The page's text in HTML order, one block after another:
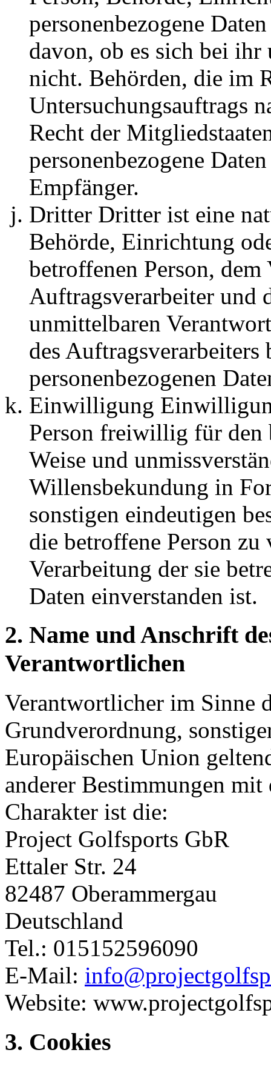
personenbezogene
davon, ob es sich bei
nicht. Behörden, die im
Untersuchungsauftrags
Recht der
personenbezogene
Empfänger.
Dritter Dritter ist eine
Behörde, Einrichtung
betroffenen Person,
Auftragsverarbeiter und
unmittelbaren
des
personenbezogenen
Einwilligung
Person freiwillig für
Weise und
Willensbekundung in
sonstigen eindeutigen
die betroffene Person zu
Verarbeitung der sie
Daten einverstanden ist.
2. Name und Anschrift
Verantwortlichen
Verantwortlicher im Sinne
Grundverordnung,
Europäischen Union
anderer Bestimmungen
Charakter ist die:
Project Golfsports GbR
Ettaler Str. 24
82487 Oberammergau
Deutschland
Tel.: 015152596090
E-Mail:
Website:
3. Cookies